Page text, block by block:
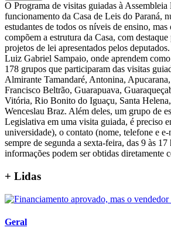
O Programa de visitas guiadas à
funcionamento da Casa de Leis do Paraná,
estudantes de todos os níveis de ensino,
compõem a estrutura da Casa, com
projetos de lei apresentados pelos
Luiz Gabriel Sampaio, onde aprendem
178 grupos que participaram das visitas
Almirante Tamandaré, Antonina,
Francisco Beltrão, Guarapuava,
Vitória, Rio Bonito do Iguaçu, Santa
Wenceslau Braz. Além deles, um grupo de
Legislativa em uma visita guiada, é preciso
universidade), o contato (nome, telefone e
sempre de segunda a sexta-feira, das 9 às
informações podem ser obtidas
+ Lidas
Geral